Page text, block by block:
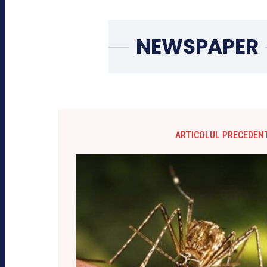
ARTICOLUL